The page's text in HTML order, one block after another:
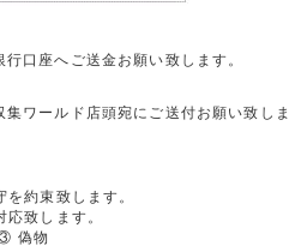
口座へご送金お願い致します。
ワールド店頭宛にご送付お願い致しま
約束致します。
致します。
偽物